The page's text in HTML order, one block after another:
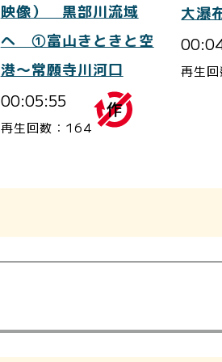
映像） 黒部川流域
へ ①富山きときと空
港～常願寺川河口
00:05:55
再生回数：164
大瀑
再生